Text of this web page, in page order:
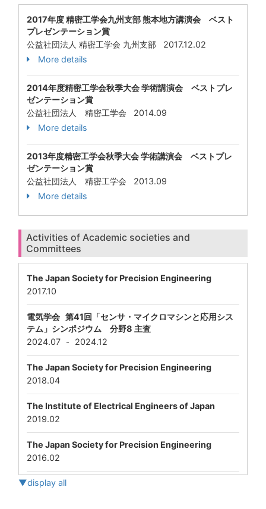
2017年度 精密工学会九州支部 熊本地方講演会 ベスト
プレゼンテーション賞
公益社団法人 精密工学会 九州支部 2017.12.02
More details
2014年度精密工学会秋季大会 学術講演会 ベストプレ
ゼンテーション賞
公益社団法人 精密工学会 2014.09
More details
2013年度精密工学会秋季大会 学術講演会 ベストプレ
ゼンテーション賞
公益社団法人 精密工学会 2013.09
More details
Activities of Academic societies and
Committees
The Japan Society for Precision Engineering
2017.10
電気学会 第41回「センサ・マイクロマシンと応用シス
テム」シンポジウム 分野8 主査
2024.07
- 2024.12
The Japan Society for Precision Engineering
2018.04
The Institute of Electrical Engineers of Japan
2019.02
The Japan Society for Precision Engineering
2016.02
▼display all